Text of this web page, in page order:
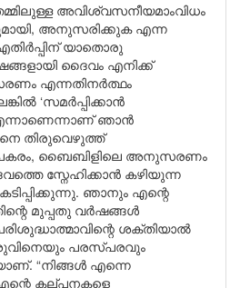
അവിശ്വസനീയമാംവിധം
അനുസരിക്കുക എന്ന
യാതൊരു
ദൈവം എനിക്ക്
എന്നതിനർത്ഥം
‘സമർപ്പിക്കാൻ
എന്നാണെന്നാണ് ഞാൻ
തിരുവെഴുത്ത്
ബൈബിളിലെ അനുസരണം
സ്നേഹിക്കാൻ കഴിയുന്ന
ഞാനും എന്റെ
മുപ്പതു വർഷങ്ങൾ
ശക്തിയാൽ
പരസ്പരവും
“നിങ്ങൾ എന്നെ
കല്പനകളെ